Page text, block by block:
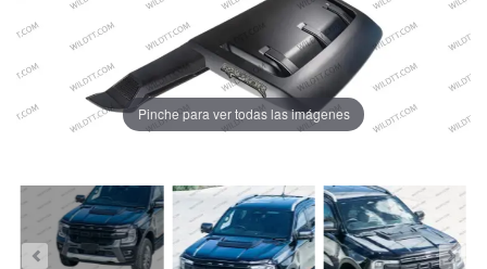
Pinche para ver todas las imágenes